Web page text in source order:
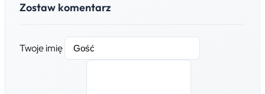
Zostaw komentarz
Twoje imię